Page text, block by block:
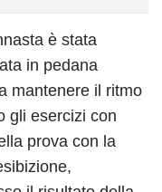
è stata
in pedana
mantenere il ritmo
gli esercizi con
prova con la